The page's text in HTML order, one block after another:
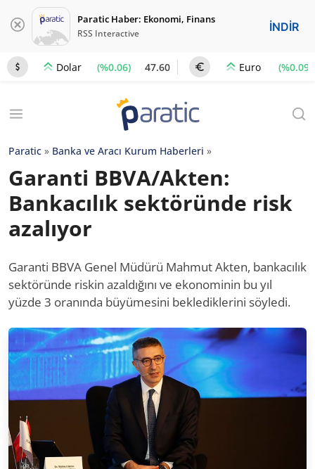
Paratic Haber: Ekonomi, Finans
RSS Interactive İNDİR
Dolar (%0.06) 47.60 Euro (%0.09)
Paratic » Banka ve Aracı Kurum Haberleri »
Garanti BBVA/Akten:
Bankacılık sektöründe risk
azalıyor
Garanti BBVA Genel Müdürü Mahmut Akten, bankacılık
sektöründe riskin azaldığını ve ekonominin bu yıl
yüzde 3 oranında büyümesini beklediklerini söyledi.